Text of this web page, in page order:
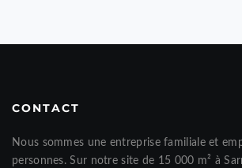
CONTACT
Nous sommes une entreprise familiale et
personnes. Sur notre site de 15 000 m² à